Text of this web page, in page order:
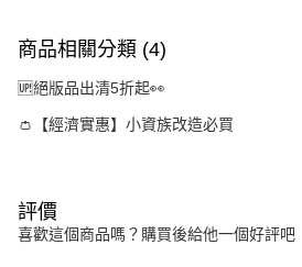
商品相關分類 (4)
🆙絕版品出清5折起👀
👛【經濟實惠】小資族改造必買
評價
喜歡這個商品嗎？購買後給他一個好評吧